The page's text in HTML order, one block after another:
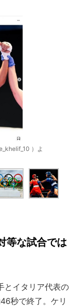
）よ
等な試合では
イタリア代表の
秒で終了。ケリ